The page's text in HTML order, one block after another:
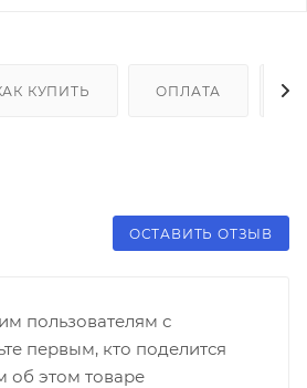
КУПИТЬ ОПЛАТА
ОСТАВИТЬ ОТЗЫВ
пользователям с
первым, кто поделится
об этом товаре